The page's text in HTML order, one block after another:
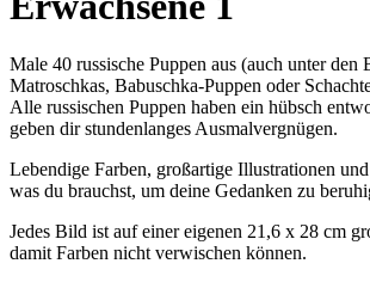
Male 40 russische Puppen aus (auch unter den
Matroschkas, Babuschka-Puppen oder
Alle russischen Puppen haben ein hübsch
geben dir stundenlanges Ausmalvergnügen.
Lebendige Farben, großartige Illustrationen
was du brauchst, um deine Gedanken zu
Jedes Bild ist auf einer eigenen 21,6 x 28 cm
damit Farben nicht verwischen können.